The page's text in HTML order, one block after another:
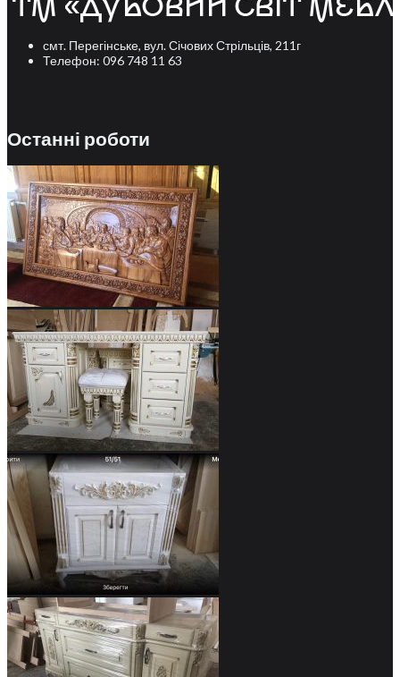
смт. Перегінське, вул. Січових Стрільців, 211г
Телефон: 096 748 11 63
Останні роботи